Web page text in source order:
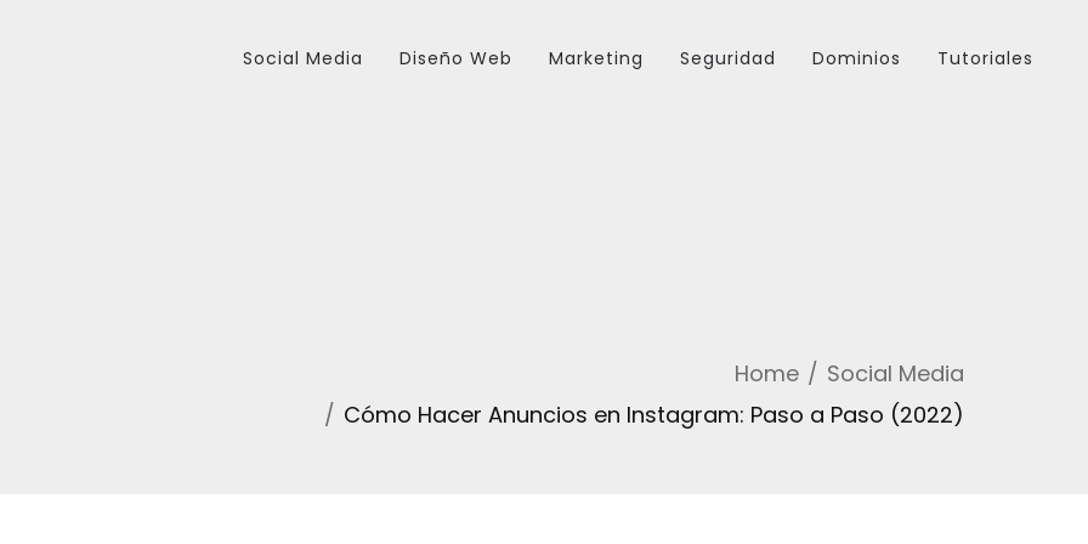
Social Media Diseño Web Marketing Seguridad Dominios Tutoriales
Home
Social Media
Cómo Hacer Anuncios en Instagram: Paso a Paso (2022)